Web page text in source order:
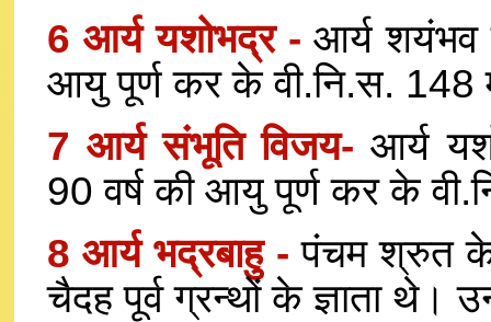
6 आर्य यशोभद्र -आर्य शयंभव
आयु पूर्ण कर के वी.नि.स. 148
7 आर्य संभूति विजय-आर्य
90 वर्ष की आयु पूर्ण कर के
8 आर्य भद्रबाहु -पंचम श्रुत
चैदह पूर्व ग्रन्थों के ज्ञाता थे।